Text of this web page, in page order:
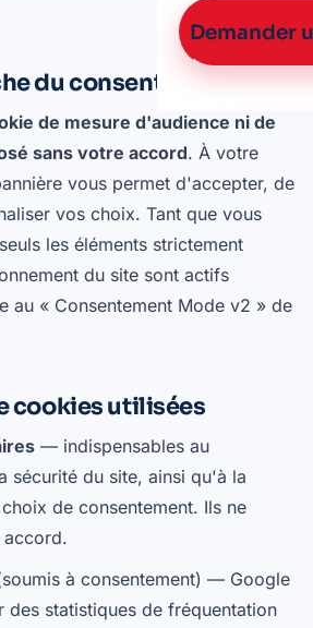
Demander
du consentement
de mesure d'audience ni de
sans votre accord. À votre
vous permet d'accepter, de
vos choix. Tant que vous
les éléments strictement
du site sont actifs
au « Consentement Mode v2 » de
cookies utilisées
— indispensables au
sécurité du site, ainsi qu'à la
de consentement. Ils ne
accord.
à consentement) — Google
des statistiques de fréquentation